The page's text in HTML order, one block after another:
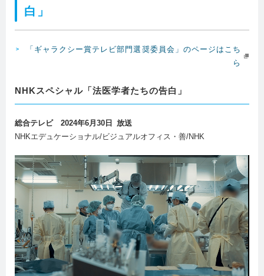
白」
「ギャラクシー賞テレビ部門選奨委員会」のページはこち
ら
NHKスペシャル「法医学者たちの告白」
総合テレビ 2024年6月30日 放送
NHKエデュケーショナル/ビジュアルオフィス・善/NHK